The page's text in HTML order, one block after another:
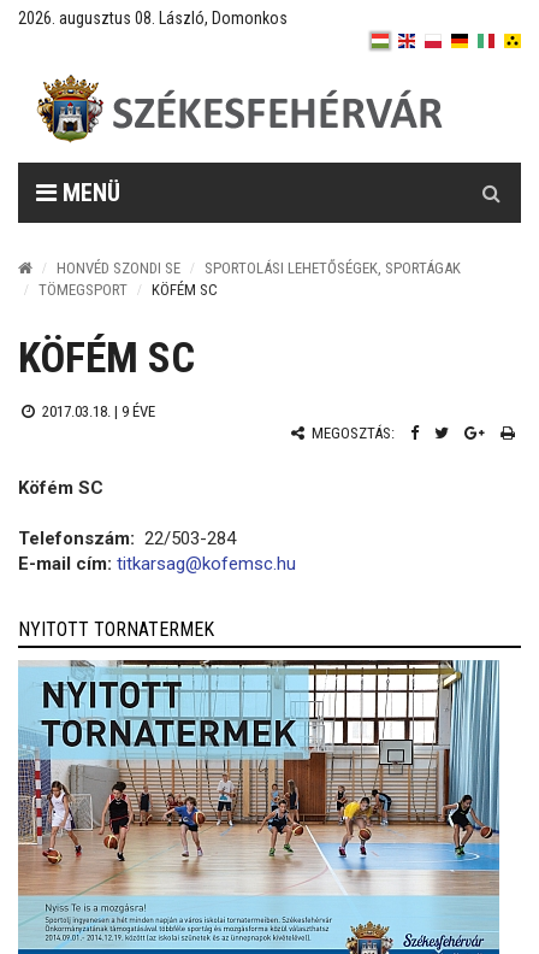
2026. augusztus 08. László, Domonkos
MENÜ
HONVÉD SZONDI SE
SPORTOLÁSI LEHETŐSÉGEK, SPORTÁGAK
TÖMEGSPORT
KÖFÉM SC
KÖFÉM SC
2017.03.18. | 9 ÉVE
MEGOSZTÁS:
Köfém SC
Telefonszám: 22/503-284
E-mail cím: titkarsag@kofemsc.hu
NYITOTT TORNATERMEK